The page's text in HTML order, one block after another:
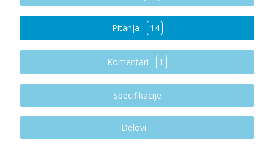
Pitanja 14
Komentari 1
Specifikacije
Delovi